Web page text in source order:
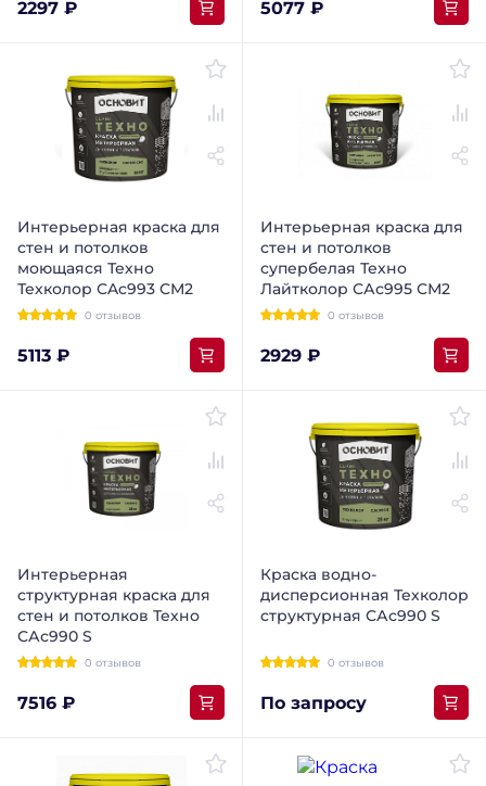
2297 ₽ 5077 ₽
Интерьерная краска для
стен и потолков
моющаяся Техно
Техколор СAc993 СМ2
0 отзывов
5113 ₽
Интерьерная краска для
стен и потолков
супербелая Техно
Лайтколор САс995 СМ2
0 отзывов
2929 ₽
Интерьерная
структурная краска для
стен и потолков Техно
САс990 S
0 отзывов
7516 ₽
Краска водно-
дисперсионная Техколор
структурная САс990 S
0 отзывов
По запросу